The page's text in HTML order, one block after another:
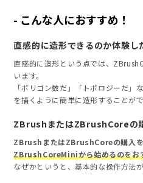
こんな人におすすめ！
直感的に造形できるのか体験し
直感的に造形という点では、
います。
「ポリゴン数だ」「トポロジーだ」
を描くように簡単に造形することがで
ZBrushまたはZBrushCoreの
ZBrushまたはZBrushCoreの購入を
ZBrushCoreMiniから始めるのをお
なぜかというと、基本的な操作方法